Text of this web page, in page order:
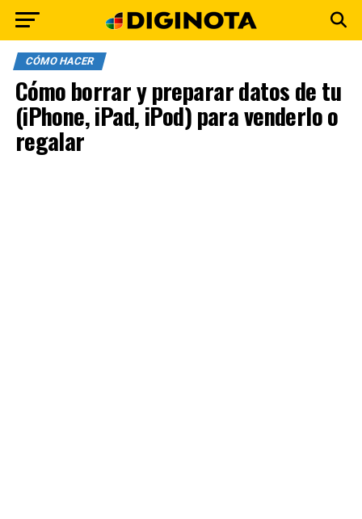
CÓMO HACER
Cómo borrar y preparar datos de tu
(iPhone, iPad, iPod) para venderlo o
regalar